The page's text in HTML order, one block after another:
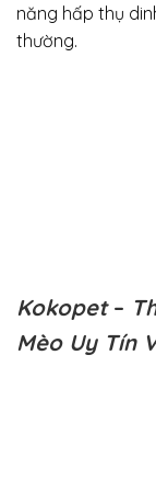
năng hấp thụ
thường.
Kokopet–
Mèo Uy Tín